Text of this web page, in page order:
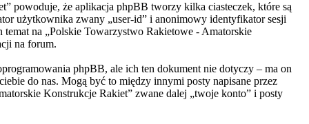
powoduje, że aplikacja phpBB tworzy kilka ciasteczek, które są
użytkownika zwany „user-id” i anonimowy identyfikator sesji
na „Polskie Towarzystwo Rakietowe - Amatorskie
na forum.
phpBB, ale ich ten dokument nie dotyczy – ma on
do nas. Mogą być to między innymi posty napisane przez
Konstrukcje Rakiet” zwane dalej „twoje konto” i posty